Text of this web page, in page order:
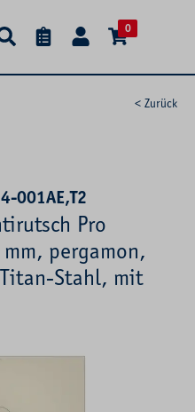
0
< Zurück
001AE,T2
Pro
pergamon,
Stahl, mit